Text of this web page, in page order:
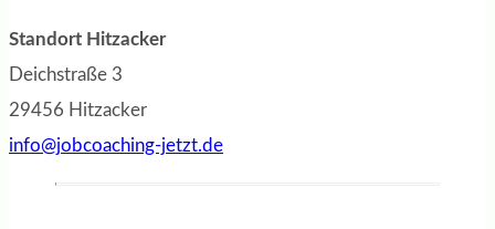
Standort Hitzacker
Deichstraße 3
29456 Hitzacker
info@jobcoaching-jetzt.de